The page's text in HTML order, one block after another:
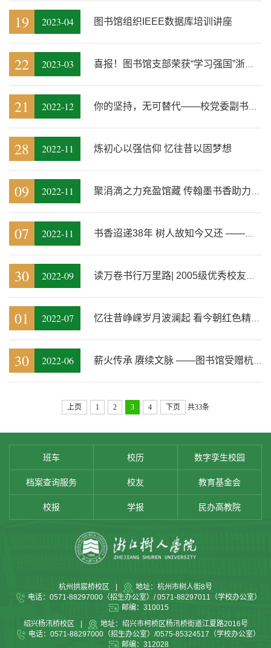
19 2023-04 图书馆组织IEEE数据库培训讲座
22 2023-03
21 2022-12
28 2022-11 炼初心以强信仰 忆往昔以固梦想
09 2022-11
07 2022-11
30 2022-09
01 2022-07
30 2022-06
上页 1 2 3 4 下页 共33条
班车 校历 数字孪生校园
档案查询服务 校友 教育基金会
校报 学报 民办高教院
杭州拱宸桥校区
地址：杭州市树人街8号
电话：0571-88297000（招生办公室）/ 0571-88297011（学校办公室）
邮编：310015
绍兴杨汛桥校区
地址：绍兴市柯桥区杨汛桥街道江夏路2016号
电话：0571-88297000（招生办公室）/0575-85324517（学校办公室）
邮编：312028